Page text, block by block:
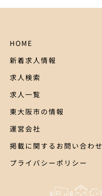
HOME
新着求人情報
求人検索
求人一覧
東大阪市の情報
運営会社
掲載に関するお問い合わせ
プライバシーポリシー